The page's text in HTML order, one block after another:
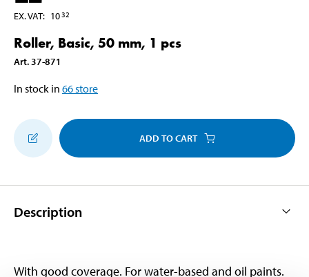
EX. VAT: 1032
Roller, Basic, 50 mm, 1 pcs
Art. 37-871
In stock in 66store
ADD TO CART
Description
With good coverage. For water-based and oil paints.